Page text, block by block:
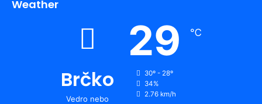
Weather
Brčko
Vedro nebo
29 ℃
30º - 28º
34%
2.76 km/h